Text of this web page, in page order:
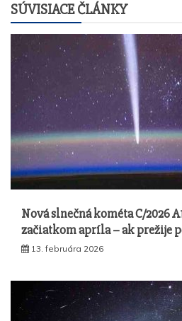
SÚVISIACE ČLÁNKY
Nová slnečná kométa C/2026
začiatkom apríla – ak prežije
13. februára 2026